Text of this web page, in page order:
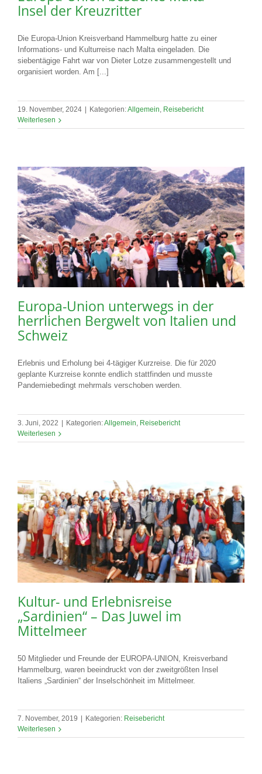
Insel der Kreuzritter
Die Europa-Union Kreisverband Hammelburg hatte zu einer
Informations- und Kulturreise nach Malta eingeladen. Die
siebentägige Fahrt war von Dieter Lotze zusammengestellt und
organisiert worden. Am [...]
19. November, 2024 | Kategorien:Allgemein Reisebericht
Weiterlesen
Europa-Union unterwegs in der
herrlichen Bergwelt von Italien und
Schweiz
Erlebnis und Erholung bei 4-tägiger Kurzreise. Die für 2020
geplante Kurzreise konnte endlich stattfinden und musste
Pandemiebedingt mehrmals verschoben werden.
3. Juni, 2022 Kategorien:Allgemein, Reisebericht
Weiterlesen
Kultur- und Erlebnisreise
„Sardinien“ – Das Juwel im
Mittelmeer
50 Mitglieder und Freunde der EUROPA-UNION, Kreisverband
Hammelburg, waren beeindruckt von der zweitgrößten Insel
Italiens „Sardinien“ der Inselschönheit im Mittelmeer.
7. November, 2019 | Kategorien: Reisebericht
Weiterlesen